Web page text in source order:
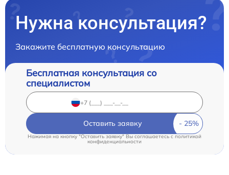
Нужна консультация?
Закажите бесплатную консультацию
Бесплатная консультация со
специалистом
Оставить заявку
Нажимая на кнопку "Оставить заявку" Вы соглашаетесь c политикой
конфиденциальности